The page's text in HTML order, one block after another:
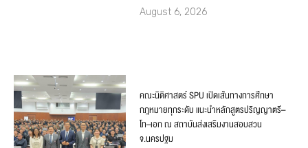
August 6, 2026
คณะนิติศาสตร์ SPU เปิดเส้นทางการศึกษา
กฎหมายทุกระดับ แนะนำหลักสูตรปริญญาตรี–
โท–เอก ณ สถาบันส่งเสริมงานสอบสวน
จ.นครปฐม